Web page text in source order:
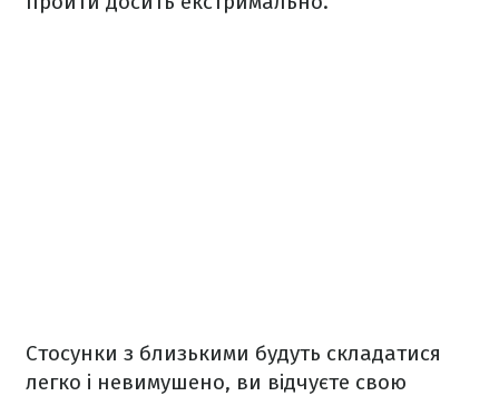
Стосунки з близькими будуть складатися
легко і невимушено, ви відчуєте свою